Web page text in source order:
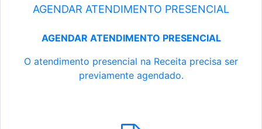
AGENDAR ATENDIMENTO PRESENCIAL
AGENDAR ATENDIMENTO PRESENCIAL
O atendimento presencial na Receita precisa ser
previamente agendado.